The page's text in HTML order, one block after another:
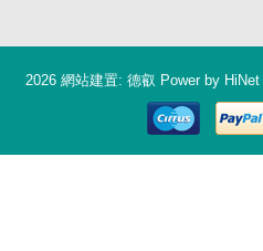
2026 網站建置: 德叡 Power by HiNet